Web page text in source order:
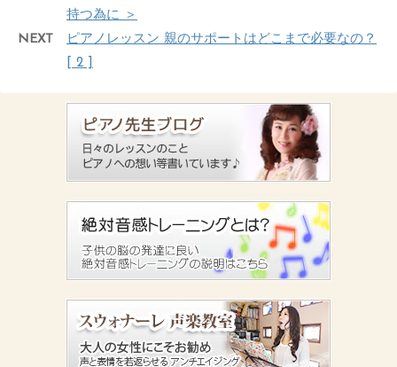
持つ為に ＞
NEXT
ピアノレッスン 親のサポートはどこまで必要なの？
[ 2 ]